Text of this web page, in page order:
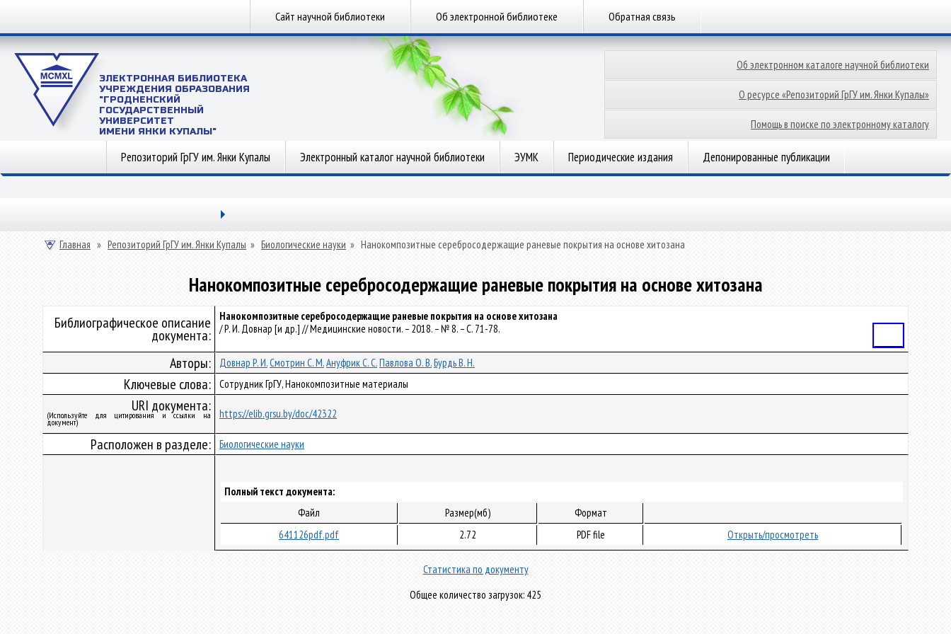
Сайт научной библиотеки Об электронной библиотеке Обратная связь
ЭЛЕКТРОННАЯ БИБЛИОТЕКА
УЧРЕЖДЕНИЯ ОБРАЗОВАНИЯ
"ГРОДНЕНСКИЙ
ГОСУДАРСТВЕННЫЙ
УНИВЕРСИТЕТ
ИМЕНИ ЯНКИ КУПАЛЫ"
Об электронном каталоге научной библиотеки
О ресурсе «Репозиторий ГрГУ им. Янки Купалы»
Помощь в поиске по электронному каталогу
Репозиторий ГрГУ им. Янки Купалы Электронный каталог научной библиотеки ЭУМК Периодические издания Депонированные публикации
Главная » Репозиторий ГрГУ им. Янки Купалы » Биологические науки » Нанокомпозитные серебросодержащие раневые покрытия на основе хитозана
Нанокомпозитные серебросодержащие раневые покрытия на основе хитозана
Библиографическое описание
документа:
Нанокомпозитные серебросодержащие раневые покрытия на основе хитозана
/ Р. И. Довнар [и др.] // Медицинские новости. – 2018. – № 8. – С. 71-78.
Авторы: Довнар Р. И.Смотрин С. М.Ануфрик С. С.Павлова О. В.Бурдь В. Н.
Ключевые слова: Сотрудник ГрГУ, Нанокомпозитные материалы
URI документа:
(Используйте для цитирования и ссылки на
документ)
https://elib.grsu.by/doc/42322
Расположен в разделе: Биологические науки
Полный текст документа:
Файл
Размер(мб)
Формат
641126pdf.pdf
2.72 PDF file Открыть/просмотреть
Статистика по документу
Общее количество загрузок: 425